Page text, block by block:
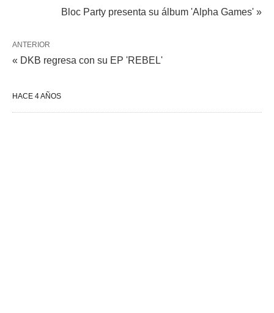
Bloc Party presenta su álbum 'Alpha Games' »
ANTERIOR
« DKB regresa con su EP 'REBEL'
HACE 4 AÑOS